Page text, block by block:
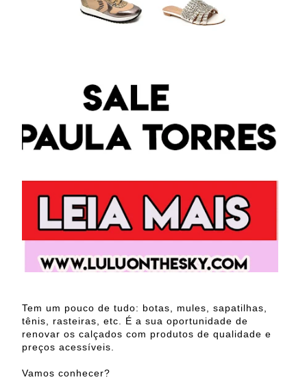
Tem um pouco de tudo: botas, mules, sapatilhas,
tênis, rasteiras, etc. É a sua oportunidade de
renovar os calçados com produtos de qualidade e
preços acessíveis.
Vamos conhecer?